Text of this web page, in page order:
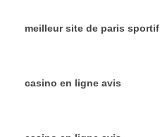
meilleur site de paris sportif
casino en ligne avis